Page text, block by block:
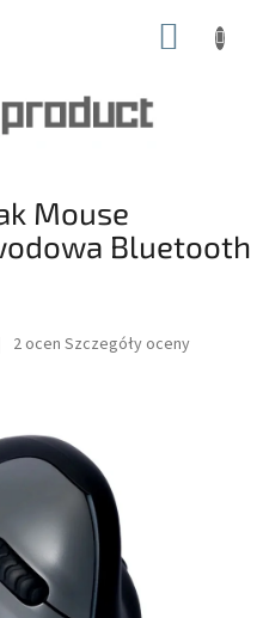
Mouse
Bluetooth
Średnia
5.0
na
gwiazdek.
2 ocen Szczegóły oceny